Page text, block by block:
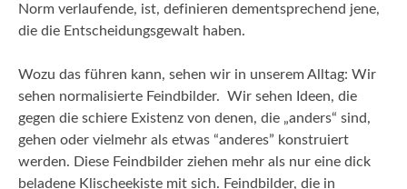
Norm verlaufende, ist, definieren dementsprechend jene,
die die Entscheidungsgewalt haben.
Wozu das führen kann, sehen wir in unserem Alltag: Wir
sehen normalisierte Feindbilder. Wir sehen Ideen, die
gegen die schiere Existenz von denen, die „anders“ sind,
gehen oder vielmehr als etwas “anderes” konstruiert
werden. Diese Feindbilder ziehen mehr als nur eine dick
beladene Klischeekiste mit sich. Feindbilder, die in